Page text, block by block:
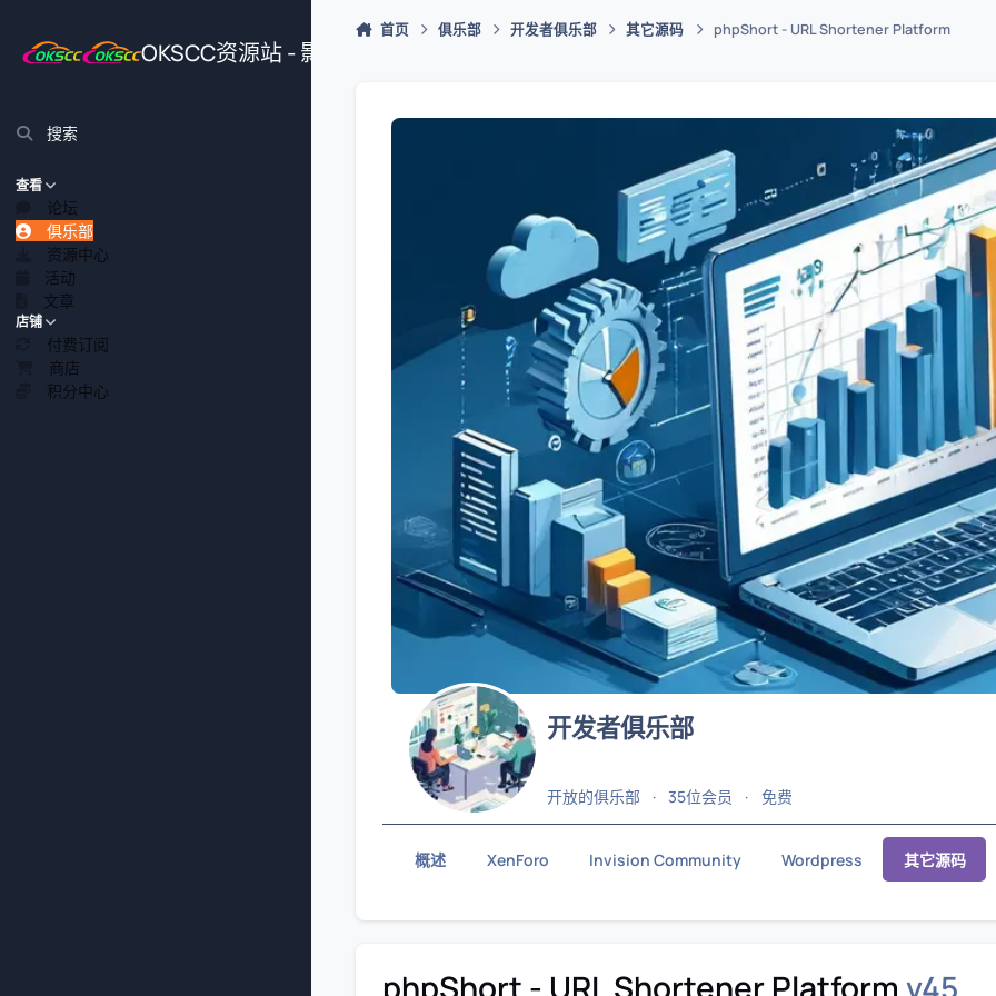
OKSCC资源站 - 影视、游戏、源码插件综合下载平台
搜索
查看
论坛
俱乐部
资源中心
活动
文章
店铺
付费订阅
商店
积分中心
首页 俱乐部 开发者俱乐部 其它源码 phpShort - URL Shortener Platform
开发者俱乐部
开放的俱乐部 35位会员 免费
概述 XenForo Invision Community Wordpress 其它源码
phpShort - URL Shortener Platform v45